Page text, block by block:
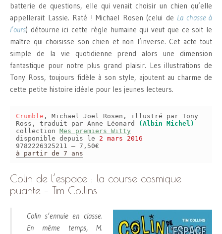
batterie de questions, elle qui venait choisir un chien qu’elle
appellerait Lassie. Raté ! Michael Rosen (celui de La chasse à
l’ours) détourne ici cette règle humaine qui veut que ce soit le
maître qui choisisse son chien et non l’inverse. Cet acte tout
simple de la vie quotidienne prend alors une dimension
fantastique pour notre plus grand plaisir. Les illustrations de
Tony Ross, toujours fidèle à son style, ajoutent au charme de
cette petite histoire idéale pour les jeunes lecteurs.
Crumble , Michael Joel Rosen, illustré par Tony
Ross, traduit par Anne Léonard
(Albin Michel)
collection Mes premiers Witty
disponible depuis le 2 mars 2016
9782226325211 – 7,50€
à partir de 7 ans
Colin de l’espace : la course cosmique
puante – Tim Collins
Colin s’ennuie en classe.
En même temps, M.